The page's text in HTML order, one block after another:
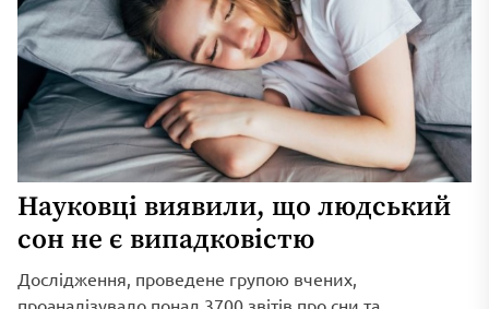
Науковці виявили, що людський
сон не є випадковістю
Дослідження, проведене групою вчених,